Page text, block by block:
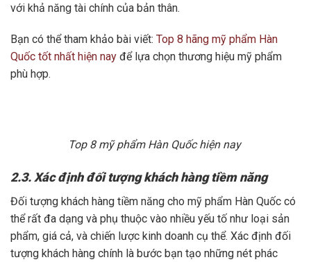
với khả năng tài chính của bản thân.
Bạn có thể tham khảo bài viết: Top 8 hãng mỹ phẩm Hàn
Quốc tốt nhất hiện nay để lựa chọn thương hiệu mỹ phẩm
phù hợp.
Top 8 mỹ phẩm Hàn Quốc hiện nay
2.3. Xác định đối tượng khách hàng tiềm năng
Đối tượng khách hàng tiềm năng cho mỹ phẩm Hàn Quốc có
thể rất đa dạng và phụ thuộc vào nhiều yếu tố như loại sản
phẩm, giá cả, và chiến lược kinh doanh cụ thể. Xác định đối
tượng khách hàng chính là bước bạn tạo những nét phác